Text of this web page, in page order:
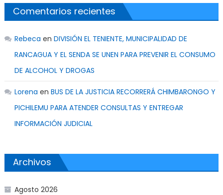
Comentarios recientes
Rebeca en DIVISIÓN EL TENIENTE, MUNICIPALIDAD DE
RANCAGUA Y EL SENDA SE UNEN PARA PREVENIR EL CONSUMO
DE ALCOHOL Y DROGAS
Lorena en BUS DE LA JUSTICIA RECORRERÁ CHIMBARONGO Y
PICHILEMU PARA ATENDER CONSULTAS Y ENTREGAR
INFORMACIÓN JUDICIAL
Archivos
Agosto 2026